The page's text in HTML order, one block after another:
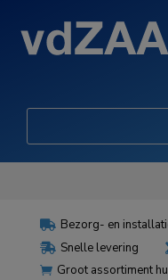
 Bezorg- en
 Snelle levering
 Groot assortiment